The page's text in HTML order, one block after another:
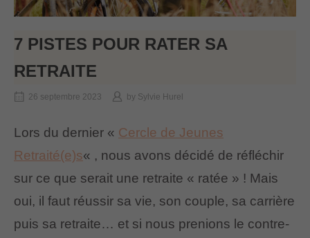
7 PISTES POUR RATER SA
RETRAITE
26 septembre 2023 by Sylvie Hurel
Lors du dernier « Cercle de Jeunes
Retraité(e)s« , nous avons décidé de réfléchir
sur ce que serait une retraite « ratée » ! Mais
oui, il faut réussir sa vie, son couple, sa carrière
puis sa retraite… et si nous prenions le contre-